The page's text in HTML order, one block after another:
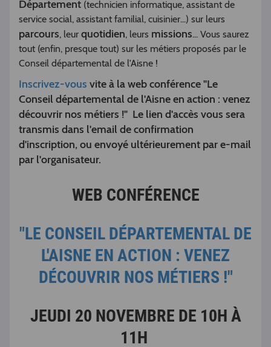
Département (technicien informatique, assistant de
service social, assistant familial, cuisinier...) sur leurs
parcours, leur quotidien, leurs missions... Vous saurez
tout (enfin, presque tout) sur les métiers proposés par le
Conseil départemental de l'Aisne !
Inscrivez-vous vite à la web conférence "Le
Conseil départemental de l'Aisne en action : venez
découvrir nos métiers !" Le lien d'accès vous sera
transmis dans l'email de confirmation
d'inscription, ou envoyé ultérieurement par e-mail
par l'organisateur.
WEB CONFÉRENCE
"LE CONSEIL DÉPARTEMENTAL DE
L'AISNE EN ACTION : VENEZ
DÉCOUVRIR NOS MÉTIERS !"
JEUDI 20 NOVEMBRE DE 10H À
11H